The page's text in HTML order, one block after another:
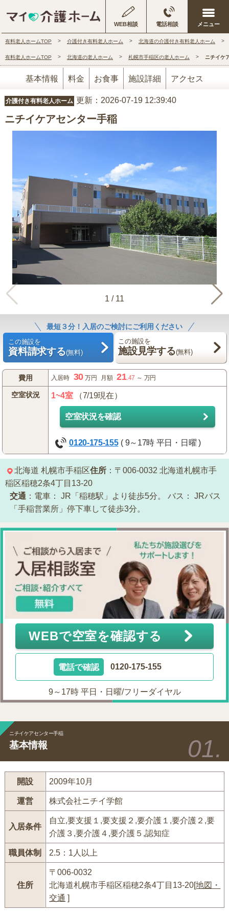
WEB相談 電話相談
有料老人ホームTOP 介護付き有料老人ホーム 北海道の介護付き有料老人ホーム
有料老人ホームTOP 北海道の老人ホーム 札幌市手稲区の老人ホーム ニチイケ
基本情報 料金 お食事 施設詳細 アクセス
介護付き有料老人ホーム 更新：2026-07-19 12:39:40
ニチイケアセンター手稲
1 / 11
最短３分！入居のご検討にご利用ください
この施設を
資料請求する(無料)
この施設を
施設見学する(無料)
費用 入居時 30 万円 月額 21.47 ～ 万円
空室状況 1~4室（7/19現在）
空室状況を確認
0120-175-155 ( 9～17時 平日・日曜 )
北海道 札幌市手稲区住所 ：〒006-0032 北海道札幌市手
稲区稲穂2条4丁目13-20
交通 ：電車： JR「稲穂駅」より徒歩5分。 バス：
JRバス
「手稲営業所」停下車して徒歩3分。
WEBで空室を確認する
電話で確認 0120-175-155
9～17時 平日・日曜/フリーダイヤル
ニチイケアセンター手稲
基本情報
開設 2009年10月
運営 株式会社ニチイ学館
入居条件
自立,要支援１,要支援２,要介護１,要介護２,要
介護３,要介護４,要介護５,認知症
職員体制 2.5：1人以上
住所
〒006-0032
北海道札幌市手稲区稲穂2条4丁目13-20[地図・
交通 ]